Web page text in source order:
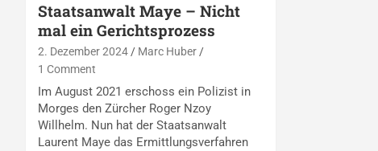
Staatsanwalt Maye – Nicht
mal ein Gerichtsprozess
2. Dezember 2024
Marc Huber
1 Comment
Im August 2021 erschoss ein Polizist in
Morges den Zürcher Roger Nzoy
Willhelm. Nun hat der Staatsanwalt
Laurent Maye das Ermittlungsverfahren